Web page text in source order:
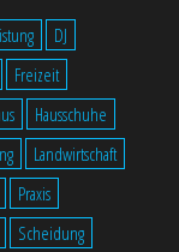
DJ
Freizeit
Hausschuhe
Landwirtschaft
Praxis
Scheidung